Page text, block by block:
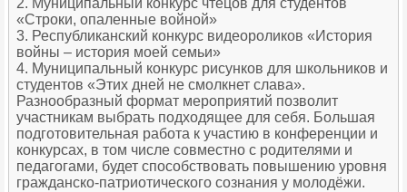
2. Муниципальный конкурс чтецов для студентов
«Строки, опаленные войной»
3. Республиканский конкурс видеороликов «История
войны – история моей семьи»
4. Муниципальный конкурс рисунков для школьников и
студентов «Этих дней не смолкнет слава».
Разнообразный формат мероприятий позволит
участникам выбрать подходящее для себя. Большая
подготовительная работа к участию в конференции и
конкурсах, в том числе совместно с родителями и
педагогами, будет способствовать повышению уровня
гражданско-патриотического сознания у молодёжи.